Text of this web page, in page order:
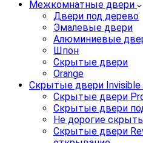
Межкомнатные двери
Двери под дерево
Эмалевые двери
Алюминиевые
Шпон
Скрытые двери
Orange
Скрытые двери Invisible
Скрытые двери
Скрытые двери
Не дорогие
Скрытые двери